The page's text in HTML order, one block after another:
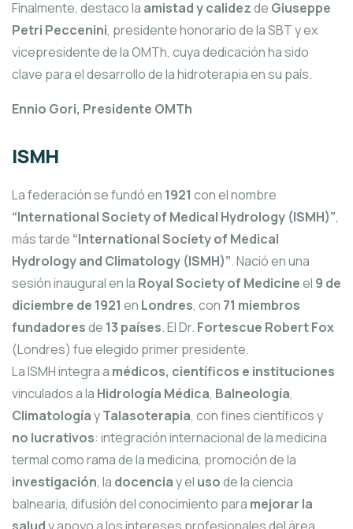
Finalmente, destaco la amistad y calidezde Giuseppe
Petri Peccenini, presidente honorario de la SBT y ex
vicepresidente de la OMTh, cuya dedicación ha sido
clave para el desarrollo de la hidroterapia en su país.
Ennio Gori, Presidente OMTh
ISMH
La federación se fundó en 1921 con el nombre
“International Society of Medical Hydrology (ISMH)”,
más tarde “International Society of Medical
Hydrology and Climatology (ISMH)”. Nació en una
sesión inaugural en la Royal Society of Medicineel 9 de
diciembre de 1921 en Londres, con 71 miembros
fundadoresde 13 países. El Dr. Fortescue Robert Fox
(Londres) fue elegido primer presidente.
La ISMH integra a médicos, científicos e instituciones
vinculados a la Hidrología Médica, Balneología,
ClimatologíayTalasoterapia, con fines científicos y
no lucrativos: integración internacional de la medicina
termal como rama de la medicina, promoción de la
investigación, la docenciay el usode la ciencia
balnearia, difusión del conocimiento para mejorar la